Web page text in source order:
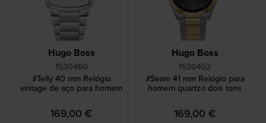
Hugo Boss
1530460
#Telly 40 mm Relógio
vintage de aço para homem
169,00 €
Hugo Boss
1530452
#Seam 41 mm Relógio para
homem quartzo dois tons
169,00 €